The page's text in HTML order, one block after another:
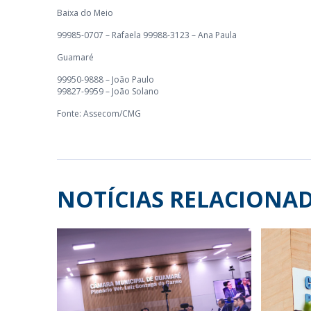
Baixa do Meio
99985-0707 – Rafaela 99988-3123 – Ana Paula
Guamaré
99950-9888 – João Paulo
99827-9959 – João Solano
Fonte: Assecom/CMG
NOTÍCIAS